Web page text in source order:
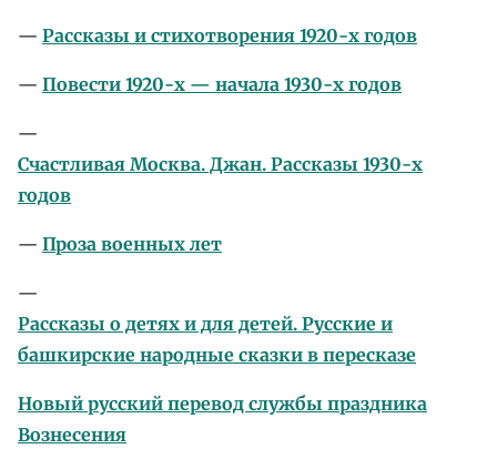
— Рассказы и стихотворения 1920-х годов
— Повести 1920-х — начала 1930-х годов
—
Счастливая Москва. Джан. Рассказы 1930-х
годов
— Проза военных лет
—
Рассказы о детях и для детей. Русские и
башкирские народные сказки в пересказе
Новый русский перевод службы праздника
Вознесения